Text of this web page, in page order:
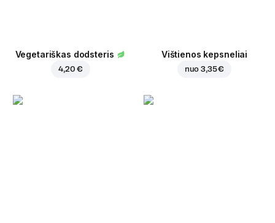
Vegetariškas dodsteris
4,20 €
Vištienos kepsneliai
nuo3,35 €